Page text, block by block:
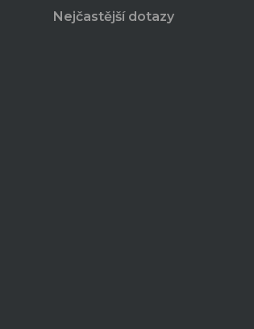
Nejčastější dotazy